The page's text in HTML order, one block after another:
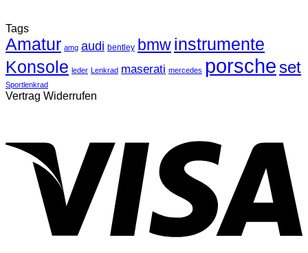
Tags
Amatur amg audi bentley bmwinstrumente
Konsole leder Lenkrad maserati mercedes porsche set
Sportlenkrad
Vertrag Widerrufen